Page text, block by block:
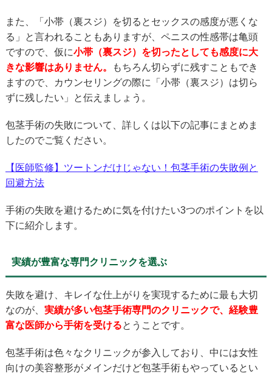
また、「小帯（裏スジ）を切るとセックスの感度が悪くな
る」と言われることもありますが、ペニスの性感帯は亀頭
ですので、仮に小帯（裏スジ）を切ったとしても感度に大
きな影響はありません。
もちろん切らずに残すこともでき
ますので、カウンセリングの際に「小帯（裏スジ）は切ら
ずに残したい」と伝えましょう。
包茎手術の失敗について、詳しくは以下の記事にまとめま
したのでご覧ください。
【医師監修】ツートンだけじゃない！包茎手術の失敗例と
回避方法
手術の失敗を避けるために気を付けたい3つのポイントを以
下に紹介します。
実績が豊富な専門クリニックを選ぶ
失敗を避け、キレイな仕上がりを実現するために最も大切
なのが、 実績が多い包茎手術専門のクリニックで、経験豊
富な医師から手術を受けるとうことです。
包茎手術は色々なクリニックが参入しており、中には女性
向けの美容整形がメインだけど包茎手術もやっているとい